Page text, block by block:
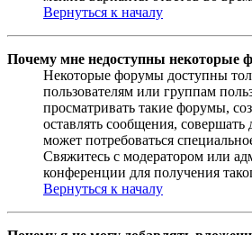
Вернуться к началу
Почему мне недоступны некоторые
Некоторые форумы доступны
пользователям или группам
просматривать такие форумы,
оставлять сообщения, совершать
может потребоваться
Свяжитесь с модератором или
конференции для получения
Вернуться к началу